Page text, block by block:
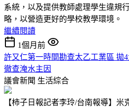
系統，以及提供教師處理學生違規
略，以營造更好的學校教學環境。
繼續閱讀
1個月前
許又仁第一時間勘查太乙工業區 拋
徹查淹水主因
議會新聞 生活綜合
【柿子日報記者李玲/台南報導】米